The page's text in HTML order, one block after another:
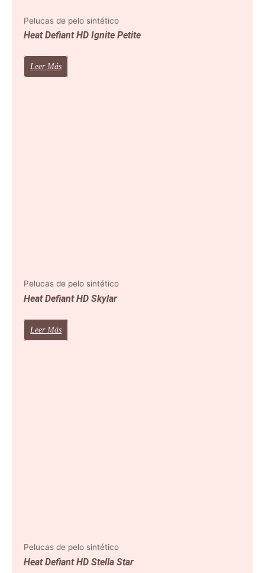
Pelucas de pelo sintético
Heat Defiant HD Ignite Petite
Leer Más
Pelucas de pelo sintético
Heat Defiant HD Skylar
Leer Más
Pelucas de pelo sintético
Heat Defiant HD Stella Star